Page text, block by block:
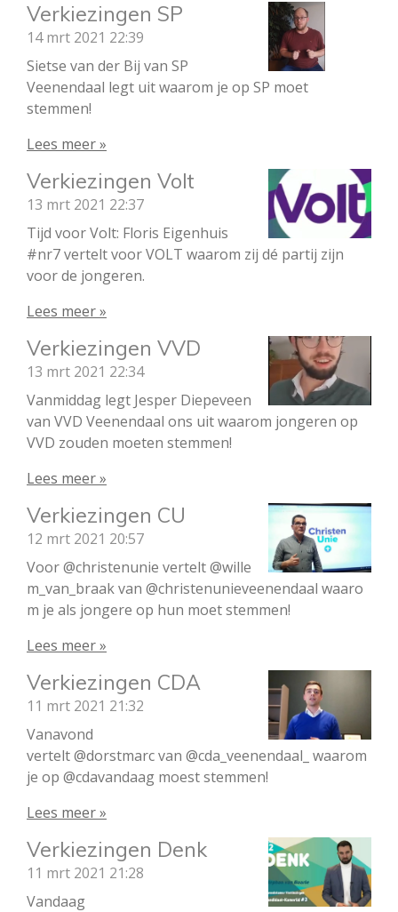
Verkiezingen SP
14 mrt 2021 22:39
Sietse van der Bij van SP
Veenendaal legt uit waarom je op SP moet
stemmen!
Lees meer »
Verkiezingen Volt
13 mrt 2021 22:37
Tijd voor Volt: Floris Eigenhuis
#nr7 vertelt voor VOLT waarom zij dé partij zijn
voor de jongeren.
Lees meer »
Verkiezingen VVD
13 mrt 2021 22:34
Vanmiddag legt Jesper Diepeveen
van VVD Veenendaal ons uit waarom jongeren op
VVD zouden moeten stemmen!
Lees meer »
Verkiezingen CU
12 mrt 2021 20:57
Voor @christenunie vertelt @wille
m_van_braak van @christenunieveenendaal waaro
m je als jongere op hun moet stemmen!
Lees meer »
Verkiezingen CDA
11 mrt 2021 21:32
Vanavond
vertelt @dorstmarc van @cda_veenendaal_ waarom
je op @cdavandaag moest stemmen!
Lees meer »
Verkiezingen Denk
11 mrt 2021 21:28
Vandaag